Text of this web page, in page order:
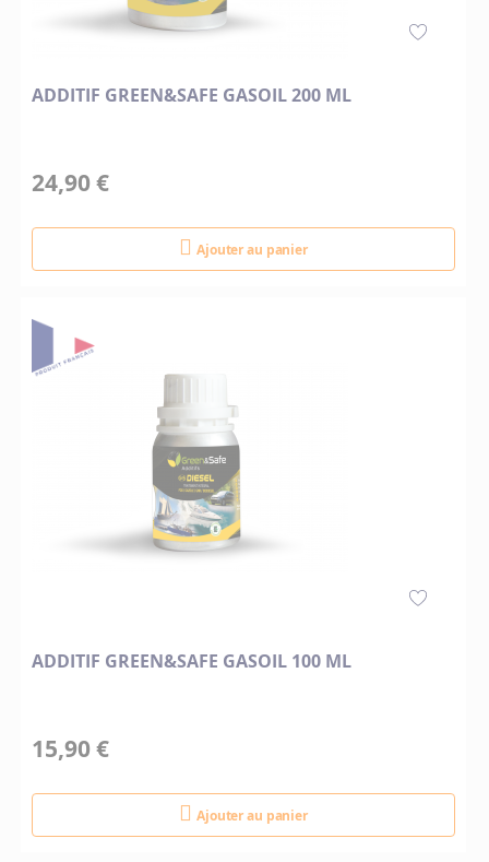
ADDITIF GREEN&SAFE GASOIL 200 ML
24,90 €
Ajouter au panier
ADDITIF GREEN&SAFE GASOIL 100 ML
15,90 €
Ajouter au panier